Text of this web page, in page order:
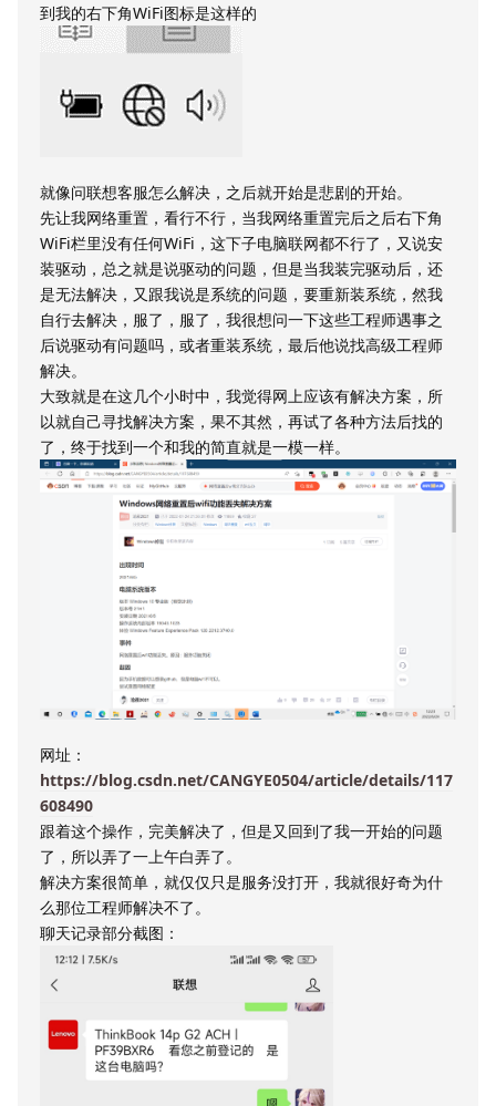
到我的右下角WiFi图标是这样的
就像问联想客服怎么解决，之后就开始是悲剧的开始。
先让我网络重置，看行不行，当我网络重置完后之后右下角
WiFi栏里没有任何WiFi，这下子电脑联网都不行了，又说安
装驱动，总之就是说驱动的问题，但是当我装完驱动后，还
是无法解决，又跟我说是系统的问题，要重新装系统，然我
自行去解决，服了，服了，我很想问一下这些工程师遇事之
后说驱动有问题吗，或者重装系统，最后他说找高级工程师
解决。
大致就是在这几个小时中，我觉得网上应该有解决方案，所
以就自己寻找解决方案，果不其然，再试了各种方法后找的
了，终于找到一个和我的简直就是一模一样。
网址：
https://blog.csdn.net/CANGYE0504/article/details/117
608490
跟着这个操作，完美解决了，但是又回到了我一开始的问题
了，所以弄了一上午白弄了。
解决方案很简单，就仅仅只是服务没打开，我就很好奇为什
么那位工程师解决不了。
聊天记录部分截图：